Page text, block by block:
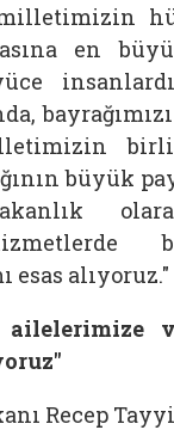
en
büyük
esas alıyoruz."
Recep